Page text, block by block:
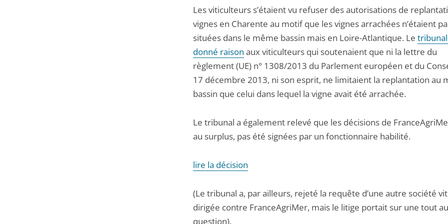
Les viticulteurs s’étaient vu refuser des autorisations de
vignes en Charente au motif que les vignes arrachées n’étaient
situées dans le même bassin mais en Loire-Atlantique. Le
donné raison aux viticulteurs qui soutenaient que ni la lettre du
règlement (UE) n° 1308/2013 du Parlement européen et du
17 décembre 2013, ni son esprit, ne limitaient la replantation au
bassin que celui dans lequel la vigne avait été arrachée.
Le tribunal a également relevé que les décisions de
au surplus, pas été signées par un fonctionnaire habilité.
lire la décision
(Le tribunal a, par ailleurs, rejeté la requête d’une autre société
dirigée contre FranceAgriMer, mais le litige portait sur une tout
question).